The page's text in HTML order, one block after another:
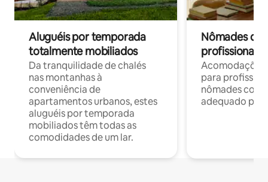
Aluguéis por temporada
totalmente mobiliados
Da tranquilidade de chalés
nas montanhas à
conveniência de
apartamentos urbanos, estes
aluguéis por temporada
mobiliados têm todas as
comodidades de um lar.
Nômades
profissionais
para
nômades com
adequado